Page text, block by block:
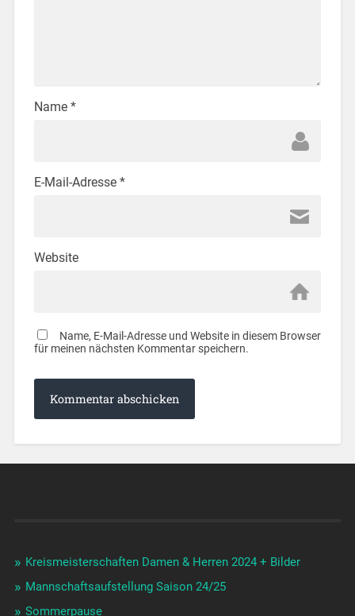
Name *
E-Mail-Adresse *
Website
Name, E-Mail-Adresse und Website in diesem Browser
für meinen nächsten Kommentar speichern.
Kreismeisterschaften Damen & Herren 2024 + Bilder
Mannschaftsaufstellung Saison 24/25
Sommerpause